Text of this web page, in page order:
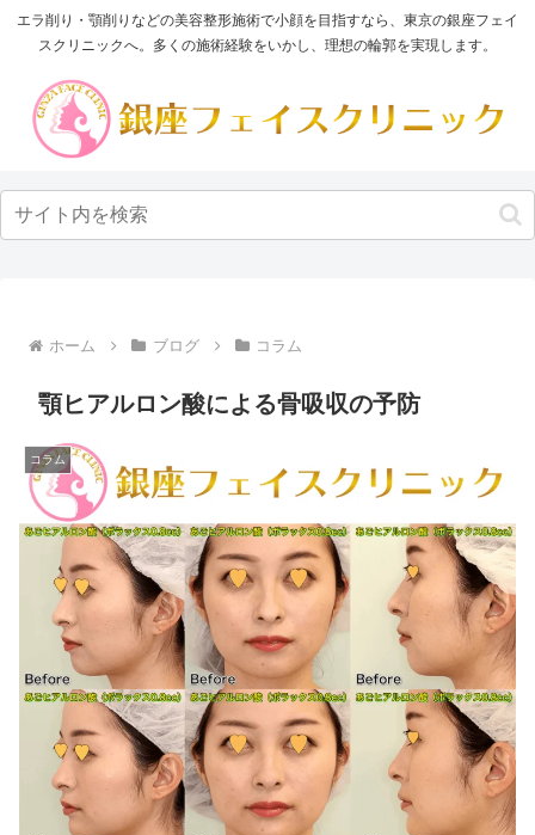
エラ削り・顎削りなどの美容整形施術で小顔を目指すなら、東京の銀座フェイ
スクリニックへ。多くの施術経験をいかし、理想の輪郭を実現します。
ホーム ブログ コラム
顎ヒアルロン酸による骨吸収の予防
コラム